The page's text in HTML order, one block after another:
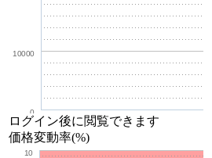
0
10000
ログイン後に閲覧できます
価格変動率(%)
10